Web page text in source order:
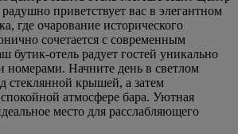
приветствует вас в элегантном
где очарование исторического
сочетается с современным
бутик-отель радует гостей уникально
Начните день в светлом
стеклянной крышей, а затем
спокойной атмосфере бара. Уютная
место для расслабляющего